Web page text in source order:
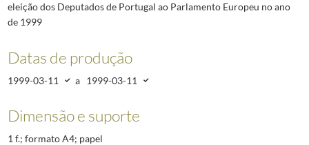
eleição dos Deputados de Portugal ao Parlamento Europeu no ano
de 1999
Datas de produção
1999-03-11 a 1999-03-11
Dimensão e suporte
1 f.; formato A4; papel